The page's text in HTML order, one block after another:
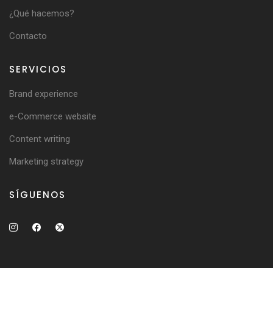
¿Qué hacemos?
Contacto
SERVICIOS
Brand experience
e-Commerce website
Content writing
Marketing strategy
SÍGUENOS